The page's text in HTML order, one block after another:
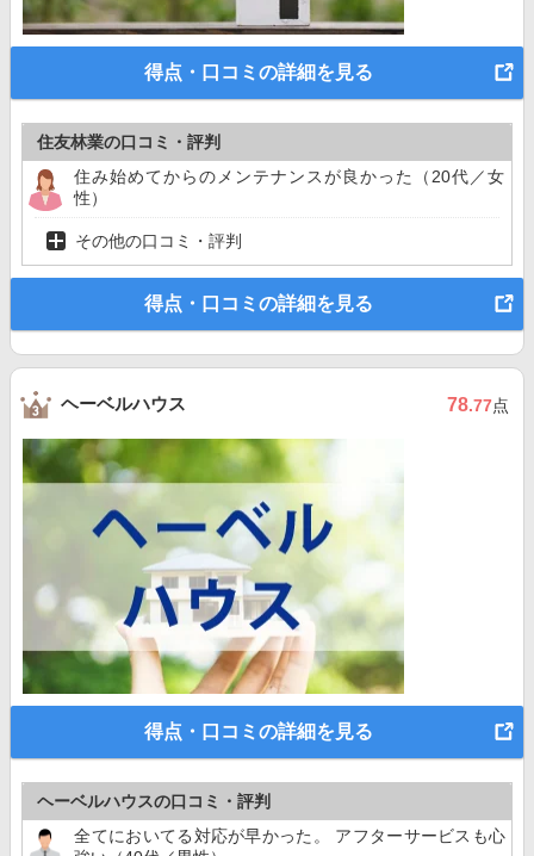
得点・口コミの詳細を見る
住友林業の口コミ・評判
住み始めてからのメンテナンスが良かった（20代／女
性）
その他の口コミ・評判
得点・口コミの詳細を見る
ヘーベルハウス 78.77点
得点・口コミの詳細を見る
ヘーベルハウスの口コミ・評判
全てにおいてる対応が早かった。 アフターサービスも心